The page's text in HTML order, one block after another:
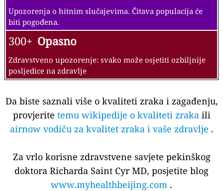
Upozorenja o hitnim slučajevima. Čitava populacija će
biti pogođena.
300+ Opasno
Zdravstveno upozorenje: svako može osjetiti ozbiljnije
posljedice na zdravlje
Da biste saznali više o kvaliteti zraka i zagađenju,
provjerite temu wikipedije o kvaliteti zrakaili
airnow vodiču za kvalitet zraka i vaše zdravlje .
Za vrlo korisne zdravstvene savjete pekinškog
doktora Richarda Saint Cyr MD, posjetite blog
www.myhealthbeijing.com .